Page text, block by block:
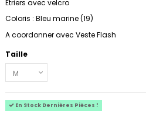
Etriers avec velcro
Coloris : Bleu marine (19)
A coordonner avec Veste Flash
Taille
En Stock Dernières Pièces !